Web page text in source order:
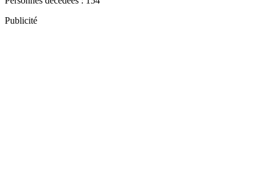
Publicité